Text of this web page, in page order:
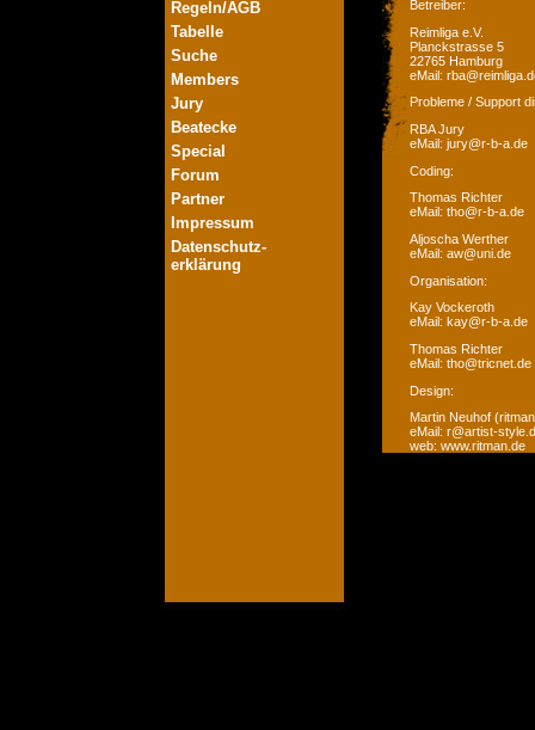
Regeln/AGB
Tabelle
Suche
Members
Jury
Beatecke
Special
Forum
Partner
Impressum
Datenschutz-
erklärung
Betreiber:
Reimliga e.V.
Planckstrasse 5
22765 Hamburg
eMail:
Probleme / Support
RBA Jury
eMail: jury@r-b-a.de
Coding:
Thomas Richter
eMail: tho@r-b-a.de
Aljoscha Werther
eMail: aw@uni.de
Organisation:
Kay Vockeroth
eMail: kay@r-b-a.de
Thomas Richter
eMail: tho@tricnet.de
Design:
Martin Neuhof
eMail: r@artist-
web: www.ritman.de